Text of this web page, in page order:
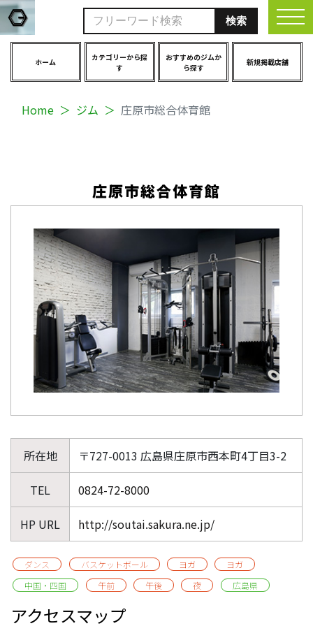
ホーム
カテゴリーから探
す
おすすめのジムか
ら探す
新規掲載店舗
Home ジム 庄原市総合体育館
庄原市総合体育館
所在地 〒727-0013 広島県庄原市西本町4丁目3-2
TEL 0824-72-8000
HP URL http://soutai.sakura.ne.jp/
ダンス バスケットボール ヨガ
ヨガ
中国・四国
午前 午後 夜 広島県
アクセスマップ